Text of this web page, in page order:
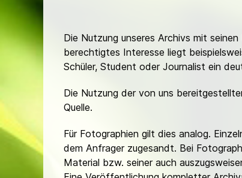
Die Nutzung unseres Archivs mit
berechtigtes Interesse liegt
Schüler, Student oder Journalist ein
Die Nutzung der von uns
Quelle.
Für Fotographien gilt dies analog.
dem Anfrager zugesandt. Bei
Material bzw. seiner auch